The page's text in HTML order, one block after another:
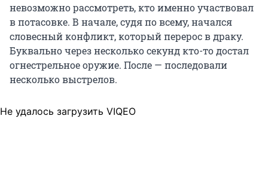
невозможно рассмотреть, кто именно участвовал
в потасовке. В начале, судя по всему, начался
словесный конфликт, который перерос в драку.
Буквально через несколько секунд кто-то достал
огнестрельное оружие. После — последовали
несколько выстрелов.
Не удалось загрузить VIQEO